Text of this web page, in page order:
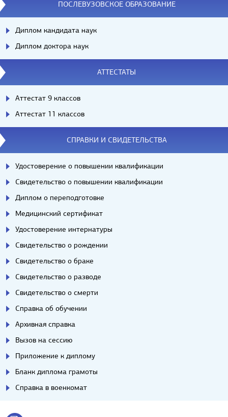
ПОСЛЕВУЗОВСКОЕ ОБРАЗОВАНИЕ
Диплом кандидата наук
Диплом доктора наук
АТТЕСТАТЫ
Аттестат 9 классов
Аттестат 11 классов
СПРАВКИ И СВИДЕТЕЛЬСТВА
Удостоверение о повышении квалификации
Свидетельство о повышении квалификации
Диплом о переподготовке
Медицинский сертификат
Удостоверение интернатуры
Свидетельство о рождении
Свидетельство о браке
Свидетельство о разводе
Свидетельство о смерти
Справка об обучении
Архивная справка
Вызов на сессию
Приложение к диплому
Бланк диплома грамоты
Справка в военкомат